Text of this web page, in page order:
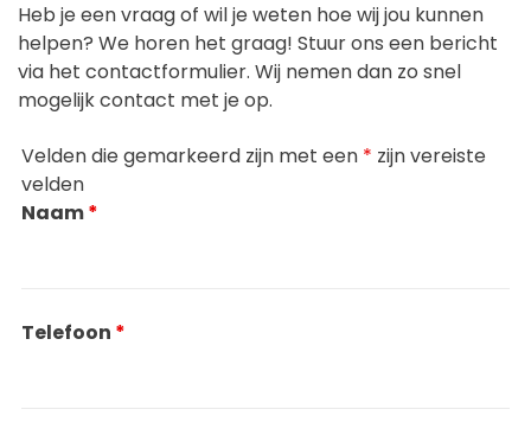
Heb je een vraag of wil je weten hoe wij jou kunnen
helpen? We horen het graag! Stuur ons een bericht
via het contactformulier. Wij nemen dan zo snel
mogelijk contact met je op.
Velden die gemarkeerd zijn met een * zijn vereiste
velden
Naam*
Telefoon *